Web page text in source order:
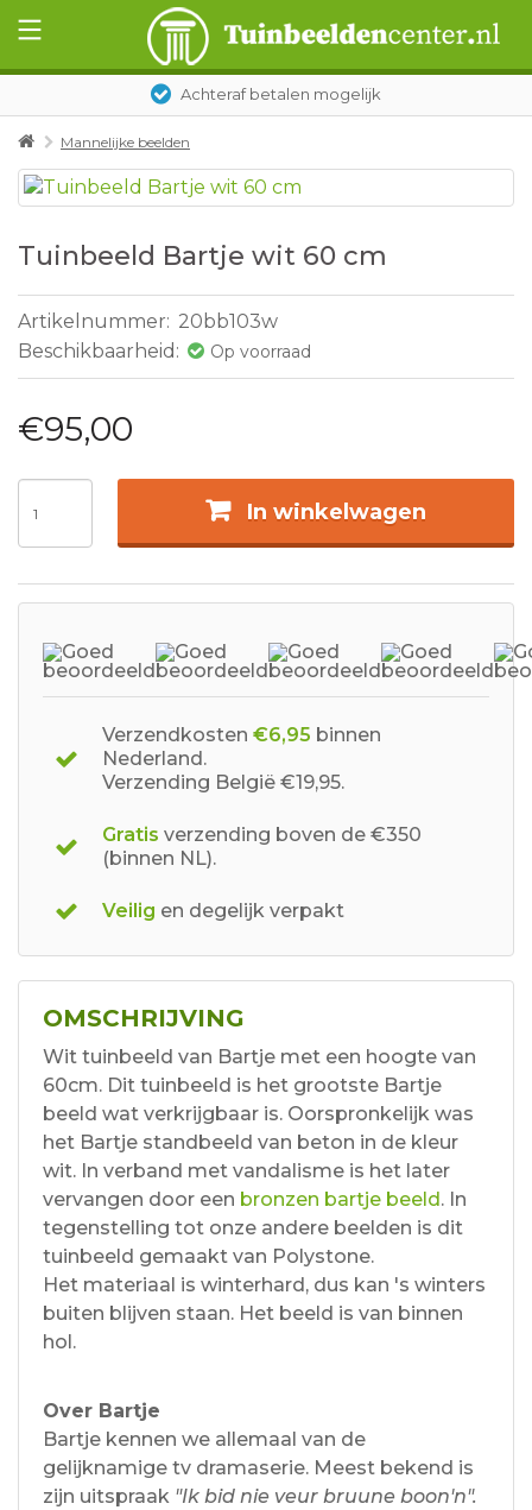
Achteraf betalen mogelijk
Mannelijke beelden
Tuinbeeld Bartje wit 60 cm
Artikelnummer: 20bb103w
Beschikbaarheid:
Op voorraad
€95,00
In winkelwagen
Verzendkosten €6,95 binnen
Nederland.
Verzending België €19,95.
Gratis verzending boven de €350
(binnen NL).
Veilig en degelijk verpakt
OMSCHRIJVING
Wit tuinbeeld van Bartje met een hoogte van
60cm. Dit tuinbeeld is het grootste Bartje
beeld wat verkrijgbaar is. Oorspronkelijk was
het Bartje standbeeld van beton in de kleur
wit. In verband met vandalisme is het later
vervangen door een bronzen bartje beeld . In
tegenstelling tot onze andere beelden is dit
tuinbeeld gemaakt van Polystone.
Het materiaal is winterhard, dus kan 's winters
buiten blijven staan. Het beeld is van binnen
hol.
Over Bartje
Bartje kennen we allemaal van de
gelijknamige tv dramaserie. Meest bekend is
zijn uitspraak "Ik bid nie veur bruune boon'n".